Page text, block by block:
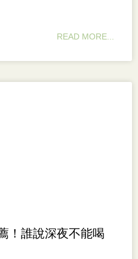
READ MORE...
！誰說深夜不能喝